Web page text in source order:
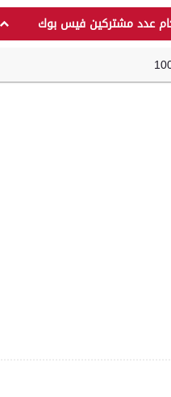
عدد مشتركين فيس بوك